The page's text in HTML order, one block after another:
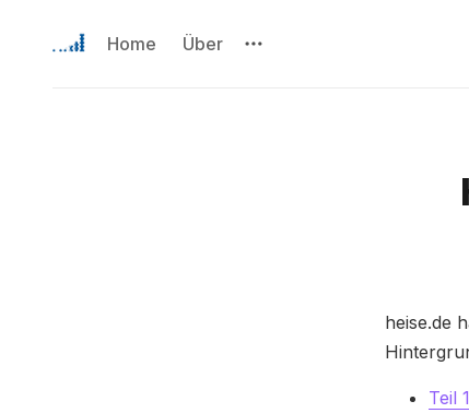
Home Über
heise.de
Teil